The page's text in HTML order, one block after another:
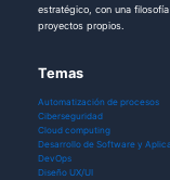
estratégico, con una
proyectos propios.
Temas
Automatización de procesos
Ciberseguridad
Cloud computing
Desarrollo de Software y
DevOps
Diseño UX/UI